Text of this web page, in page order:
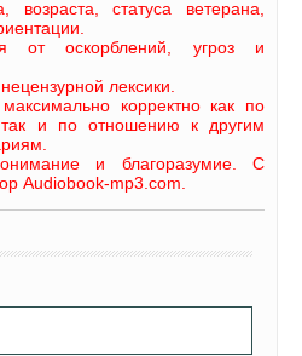
возраста, статуса ветерана,
от оскорблений, угроз и
лексики.
корректно как по
и по отношению к другим
и благоразумие. С
Audiobook-mp3.com.